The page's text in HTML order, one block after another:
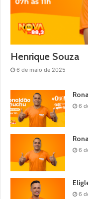
Henrique Souza
6 de maio de 2025
6
6
6